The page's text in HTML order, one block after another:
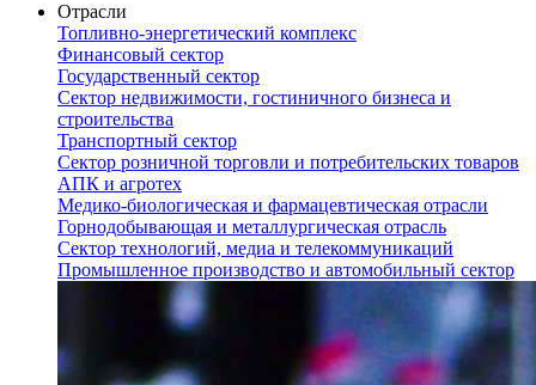
Отрасли
Топливно-энергетический комплекс
Финансовый сектор
Государственный сектор
Сектор недвижимости, гостиничного бизнеса и
строительства
Транспортный сектор
Сектор розничной торговли и потребительских товаров
АПК и агротех
Медико-биологическая и фармацевтическая отрасли
Горнодобывающая и металлургическая отрасль
Сектор технологий, медиа и телекоммуникаций
Промышленное производство и автомобильный сектор